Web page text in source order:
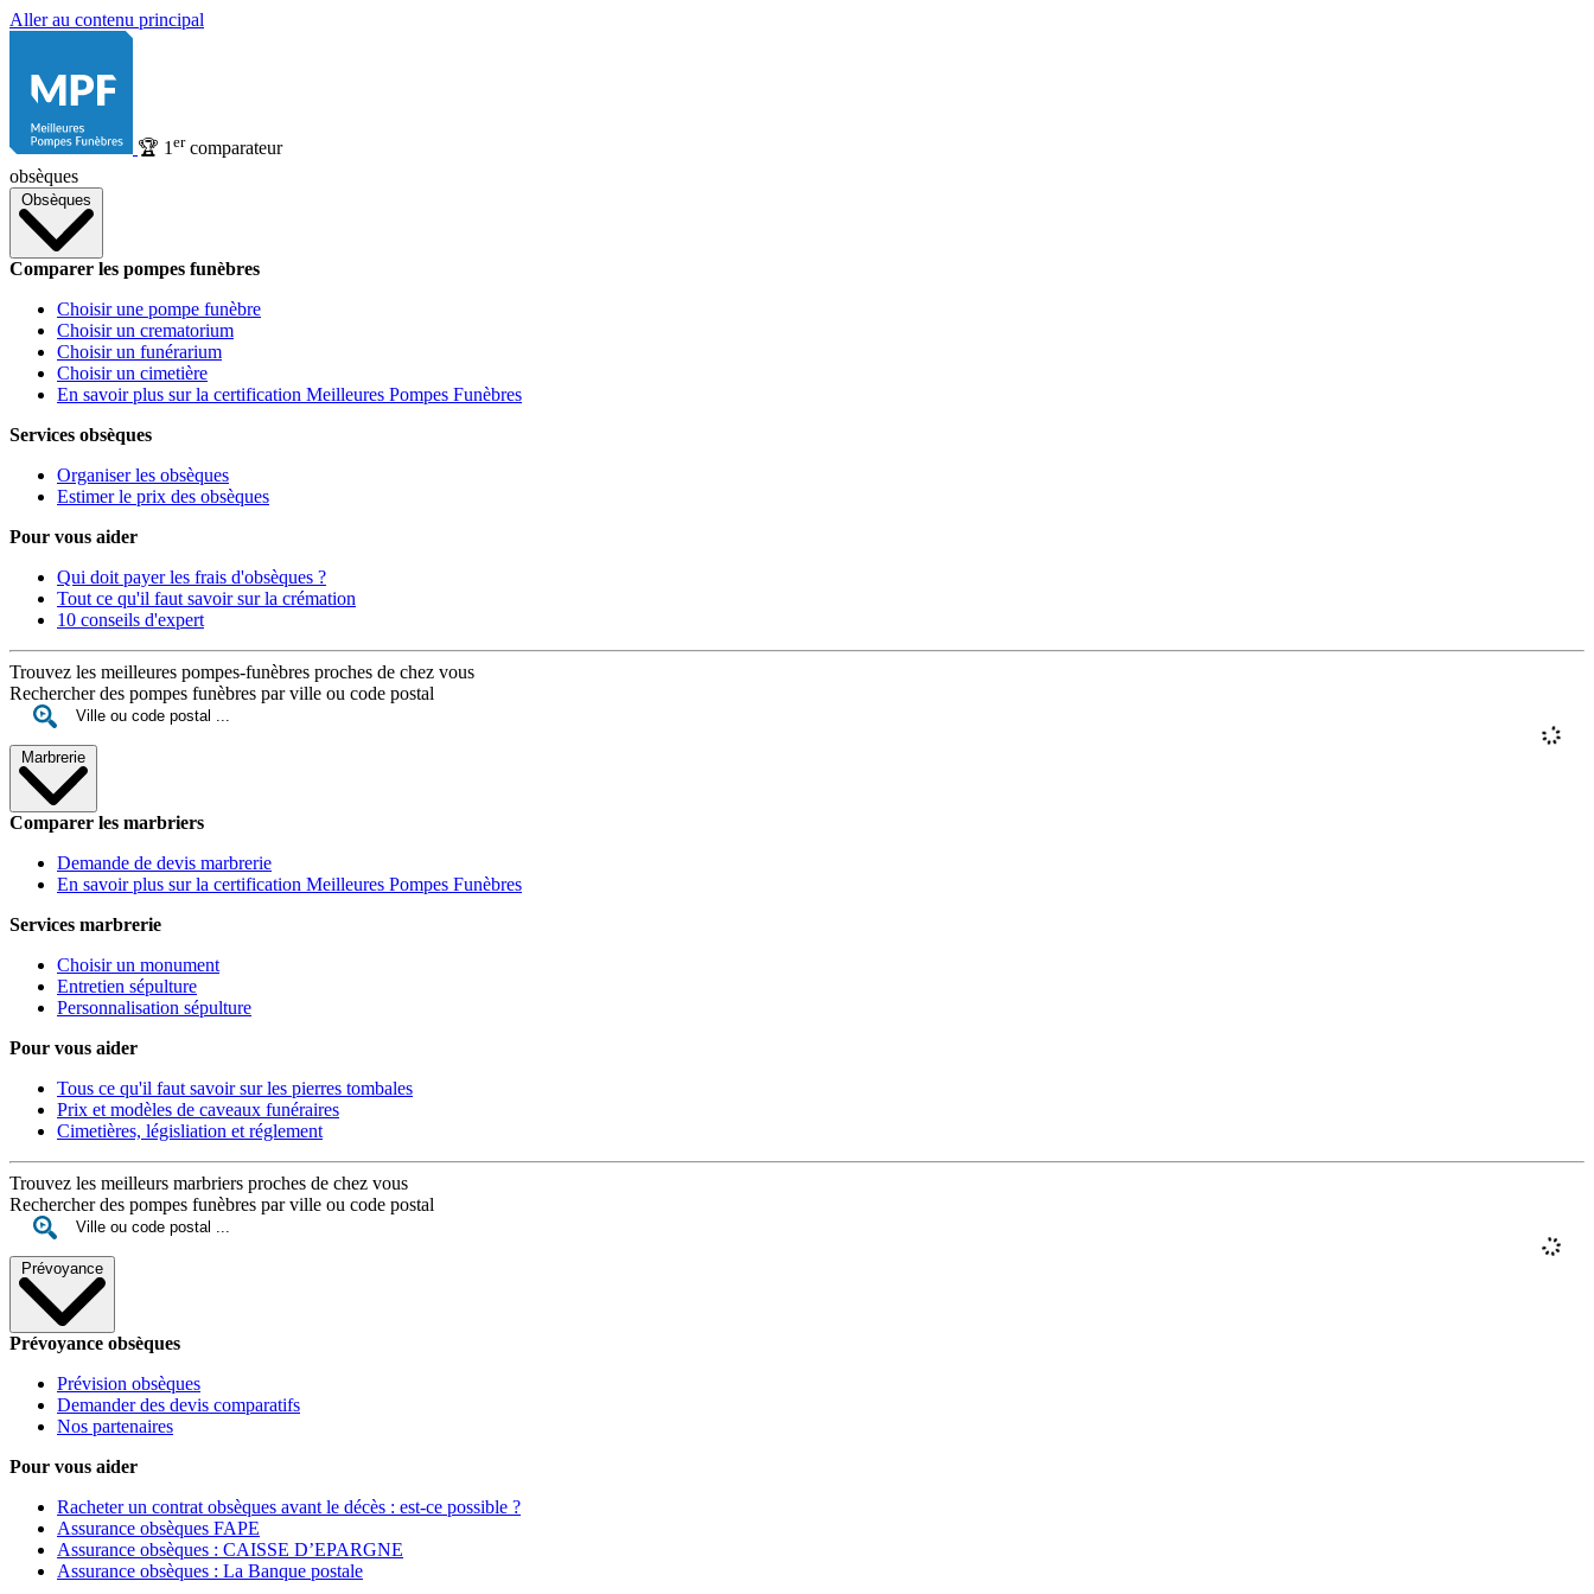
Aller au contenu principal
🏆 1 ercomparateur
obsèques
Obsèques
Comparer les pompes funèbres
Choisir une pompe funèbre
Choisir un crematorium
Choisir un funérarium
Choisir un cimetière
En savoir plus sur la certification Meilleures Pompes Funèbres
Services obsèques
Organiser les obsèques
Estimer le prix des obsèques
Pour vous aider
Qui doit payer les frais d'obsèques ?
Tout ce qu'il faut savoir sur la crémation
10 conseils d'expert
Trouvez les meilleures pompes-funèbres proches de chez vous
Rechercher des pompes funèbres par ville ou code postal
Marbrerie
Comparer les marbriers
Demande de devis marbrerie
En savoir plus sur la certification Meilleures Pompes Funèbres
Services marbrerie
Choisir un monument
Entretien sépulture
Personnalisation sépulture
Pour vous aider
Tous ce qu'il faut savoir sur les pierres tombales
Prix et modèles de caveaux funéraires
Cimetières, législiation et réglement
Trouvez les meilleurs marbriers proches de chez vous
Rechercher des pompes funèbres par ville ou code postal
Prévoyance
Prévoyance obsèques
Prévision obsèques
Demander des devis comparatifs
Nos partenaires
Pour vous aider
Racheter un contrat obsèques avant le décès : est-ce possible ?
Assurance obsèques FAPE
Assurance obsèques : CAISSE D’EPARGNE
Assurance obsèques : La Banque postale